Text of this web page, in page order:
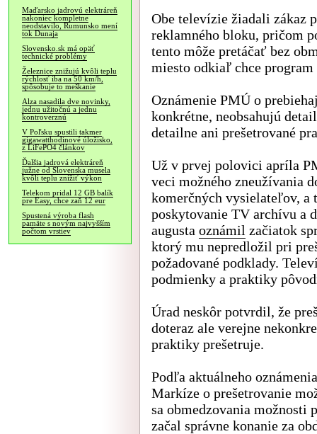
Maďarsko jadrovú elektráreň
nakoniec kompletne
neodstavilo, Rumunsko mení
tok Dunaja
Slovensko.sk má opäť
technické problémy
Železnice znižujú kvôli teplu
rýchlosť iba na 50 km/h,
spôsobuje to meškanie
Alza nasadila dve novinky,
jednu užitočnú a jednu
kontroverznú
V Poľsku spustili takmer
gigawatthodinové úložisko,
z LiFePO4 článkov
Ďalšia jadrová elektráreň
južne od Slovenska musela
kvôli teplu znížiť výkon
Telekom pridal 12 GB balík
pre Easy, chce zaň 12 eur
Spustená výroba flash
pamäte s novým najvyšším
počtom vrstiev
Obe televízie žiadali zákaz
reklamného bloku, pričom
tento môže pretáčať bez
miesto odkiaľ chce
Oznámenie PMÚ o
konkrétne, neobsahujú
detailne ani prešetrované
Už v prvej polovici apríla
veci možného zneužívania
komerčných vysielateľov, a
poskytovanie TV archívu a
augusta oznámil začiatok
ktorý mu nepredložil pri
požadované podklady.
podmienky a praktiky
Úrad neskôr potvrdil, že
doteraz ale verejne
praktiky prešetruje.
Podľa aktuálneho
Markíze o prešetrovanie
sa obmedzovania možnosti
začal správne konanie za